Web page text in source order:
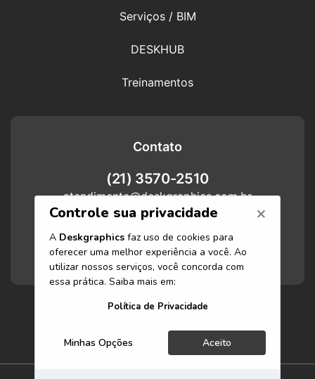
Serviços / BIM
DESKHUB
Treinamentos
Contato
(21) 3570-2510
atendimento@deskgraphics.com.br
Atendimento
Funcionamos de segunda-feira a
sexta-feira das 8h às 17h.